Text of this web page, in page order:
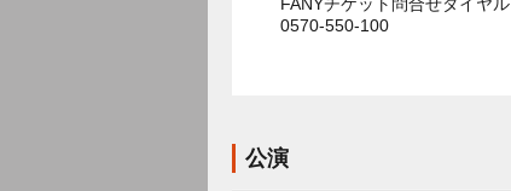
0570-550-100
公演